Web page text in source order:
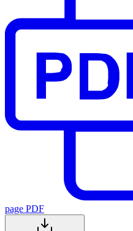
page PDF